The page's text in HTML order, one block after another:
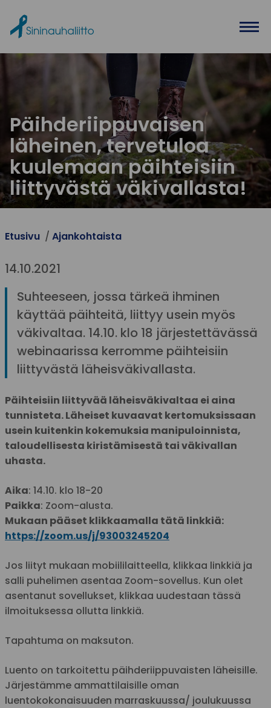
Päihderiippuvaisen
läheinen, tervetuloa
kuulemaan päihteisiin
liittyvästä väkivallasta!
Etusivu Ajankohtaista
14.10.2021
Suhteeseen, jossa tärkeä ihminen
käyttää päihteitä, liittyy usein myös
väkivaltaa. 14.10. klo 18 järjestettävässä
webinaarissa kerromme päihteisiin
liittyvästä läheisväkivallasta.
Päihteisiin liittyvää läheisväkivaltaa ei aina
tunnisteta. Läheiset kuvaavat kertomuksissaan
usein kuitenkin kokemuksia manipuloinnista,
taloudellisesta kiristämisestä tai väkivallan
uhasta.
Aika: 14.10. klo 18-20
Paikka: Zoom-alusta.
Mukaan pääset klikkaamalla tätä linkkiä:
https://zoom.us/j/93003245204
Jos liityt mukaan mobiililaitteella, klikkaa linkkiä ja
salli puhelimen asentaa Zoom-sovellus. Kun olet
asentanut sovellukset, klikkaa uudestaan tässä
ilmoituksessa ollutta linkkiä.
Tapahtuma on maksuton.
Luento on tarkoitettu päihderiippuvaisten läheisille.
Järjestämme ammattilaisille oman
luentokokonaisuuden marraskuussa/ joulukuussa